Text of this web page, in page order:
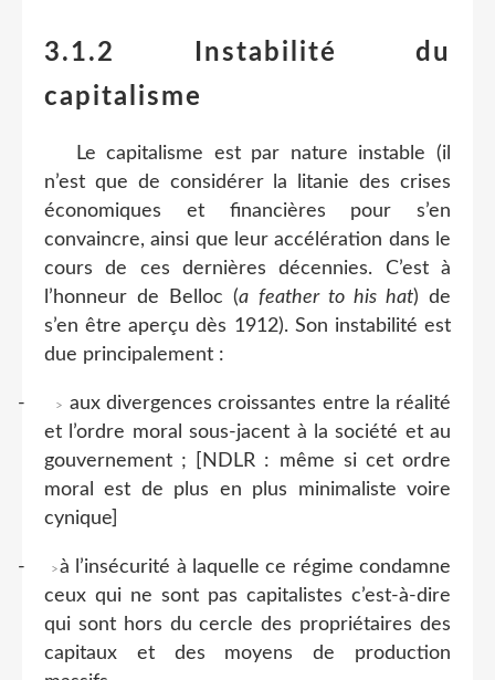
3.1.2 Instabilité du
capitalisme
Le capitalisme est par nature instable (il
n’est que de considérer la litanie des crises
économiques et financières pour s’en
convaincre, ainsi que leur accélération dans le
cours de ces dernières décennies. C’est à
l’honneur de Belloc (a feather to his hat) de
s’en être aperçu dès 1912). Son instabilité est
due principalement :
- >aux divergences croissantes entre la réalité
et l’ordre moral sous-jacent à la société et au
gouvernement ; [NDLR : même si cet ordre
moral est de plus en plus minimaliste voire
cynique]
- > à l’insécurité à laquelle ce régime condamne
ceux qui ne sont pas capitalistes c’est-à-dire
qui sont hors du cercle des propriétaires des
capitaux et des moyens de production